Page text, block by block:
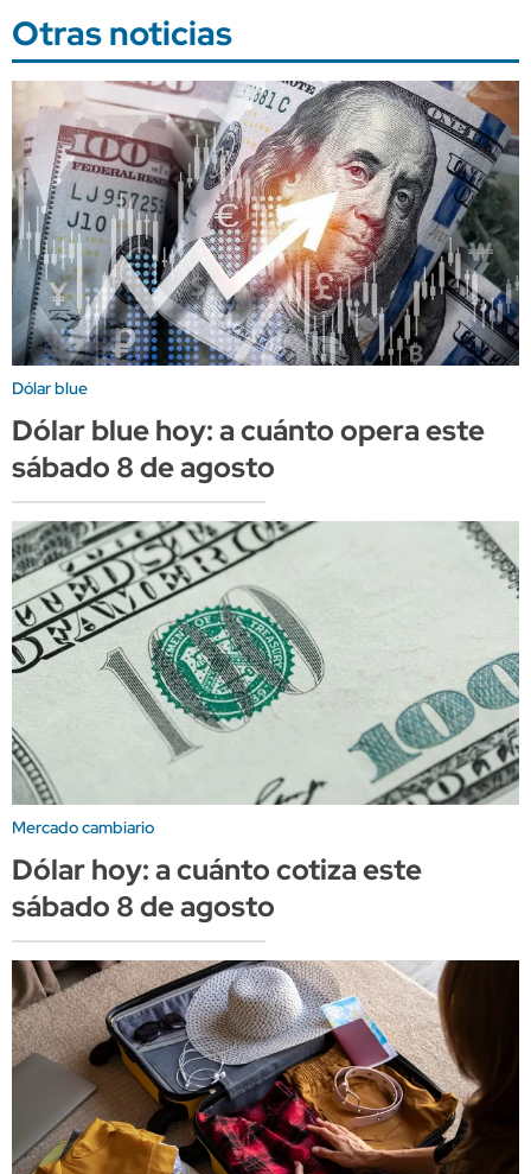
Otras noticias
Dólar blue
Dólar blue hoy: a cuánto opera este
sábado 8 de agosto
Mercado cambiario
Dólar hoy: a cuánto cotiza este
sábado 8 de agosto